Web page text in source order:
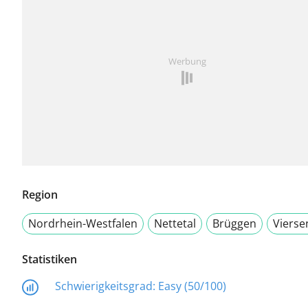
Werbung
Region
Nordrhein-Westfalen
Nettetal Brüggen
Statistiken
Schwierigkeitsgrad: Easy (50/100)